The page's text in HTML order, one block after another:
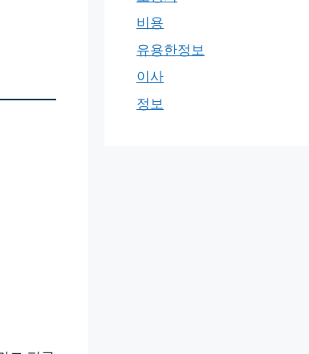
비용
유용한정보
이사
정보